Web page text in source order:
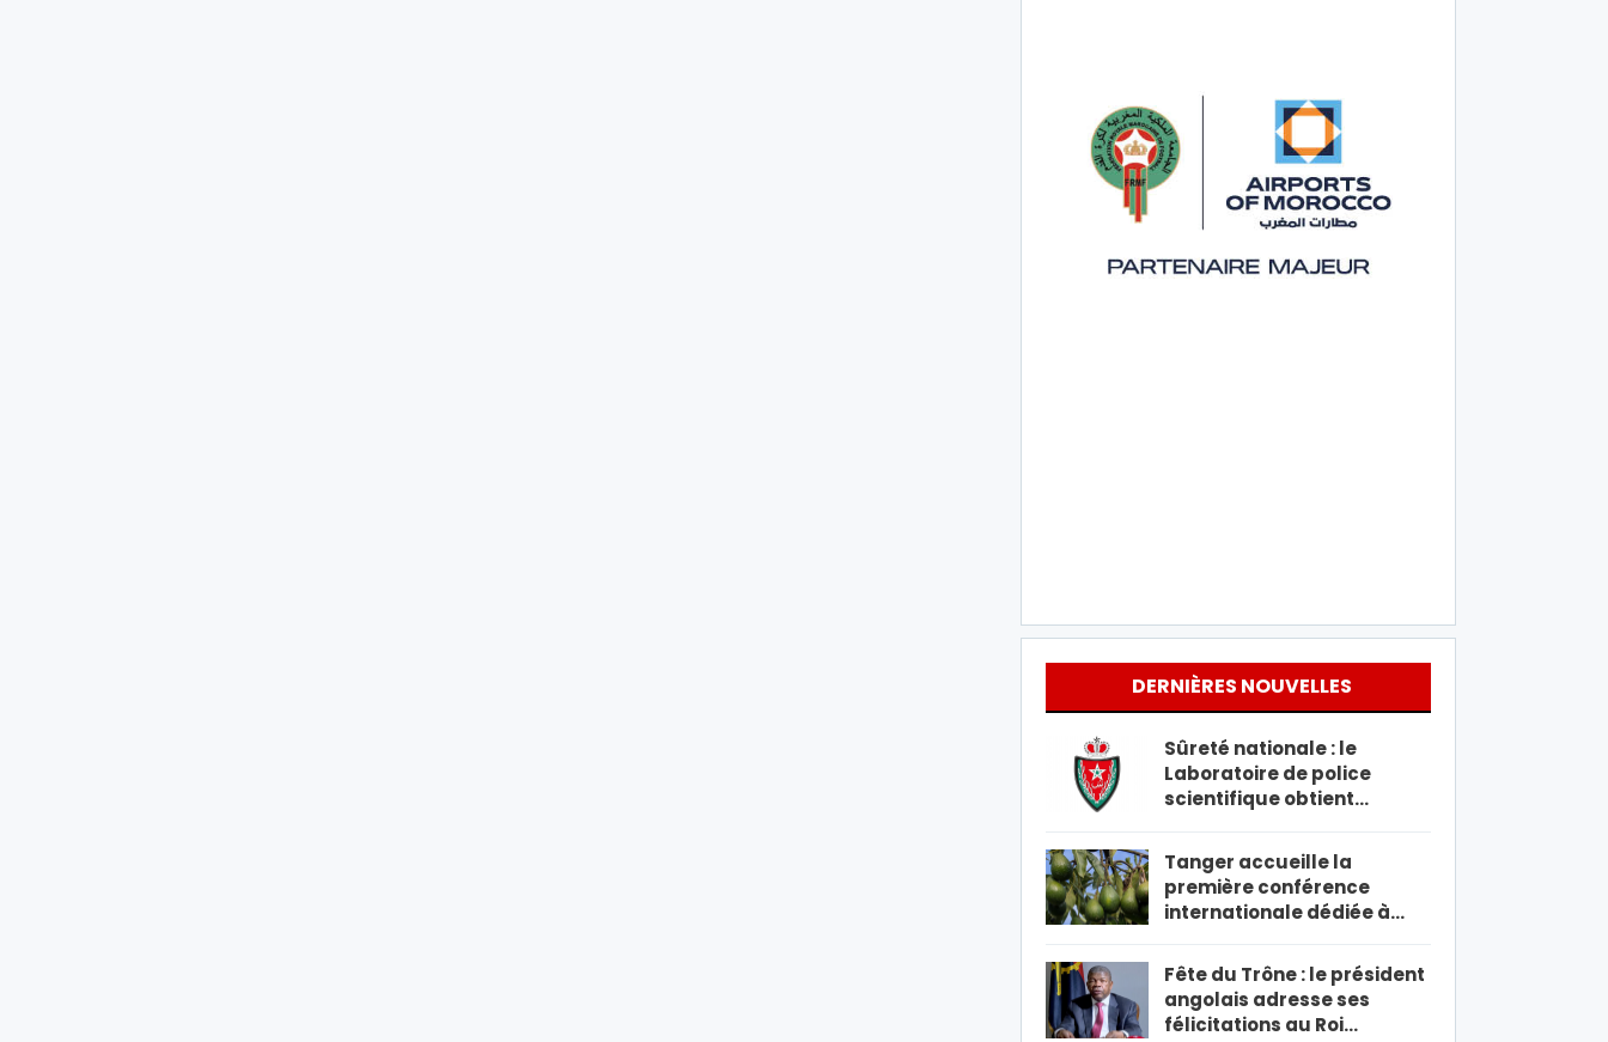
DERNIÈRES NOUVELLES
Sûreté nationale : le
Laboratoire de police
scientifique obtient…
Tanger accueille la
première conférence
internationale dédiée à…
Fête du Trône : le président
angolais adresse ses
félicitations au Roi…